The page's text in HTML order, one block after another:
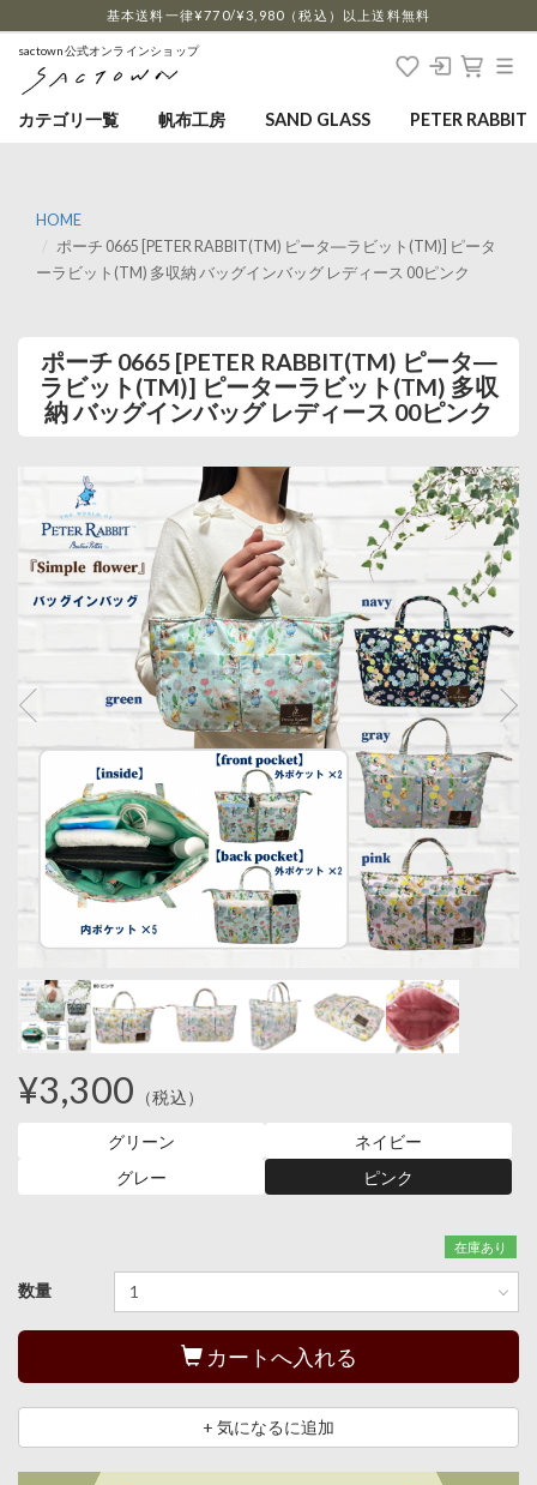
基本送料一律¥770/¥3,980（税込）以上送料無料
sactown公式オンラインショップ
カテゴリ一覧 帆布工房 SAND GLASS PETER RABBIT
HOME
ポーチ 0665 [PETER RABBIT(TM) ピータ―ラビット(TM)] ピータ
ーラビット(TM) 多収納 バッグインバッグ レディース 00ピンク
ポーチ 0665 [PETER RABBIT(TM) ピータ―
ラビット(TM)] ピーターラビット(TM) 多収
納 バッグインバッグ レディース 00ピンク
¥3,300 （税込）
グリーン
ネイビー
グレー
ピンク
在庫あり
数量
カートへ入れる
+ 気になるに追加